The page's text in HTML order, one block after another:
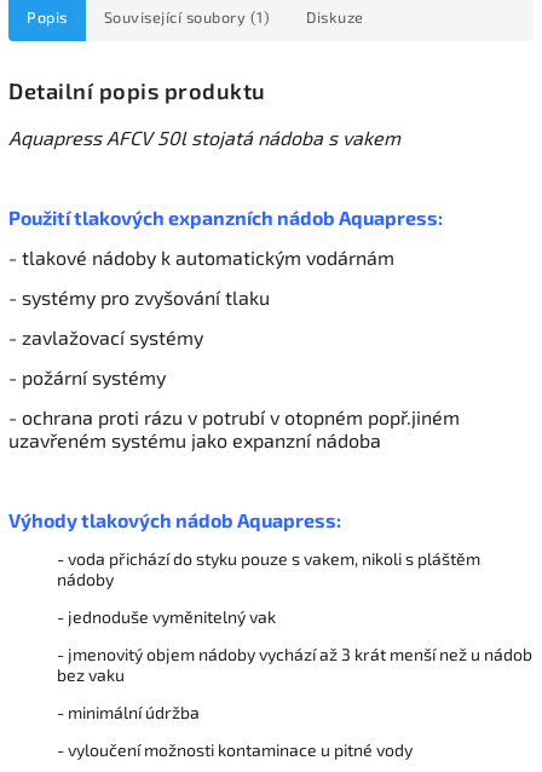
Popis Související soubory (1) Diskuze
Detailní popis produktu
Aquapress AFCV 50l stojatá nádoba s vakem
Použití tlakových expanzních nádob Aquapress:
- tlakové nádoby k automatickým vodárnám
- systémy pro zvyšování tlaku
- zavlažovací systémy
- požární systémy
- ochrana proti rázu v potrubí v otopném popř.jiném
uzavřeném systému jako expanzní nádoba
Výhodytlakových nádob Aquapress:
- voda přichází do styku pouze s vakem, nikoli s pláštěm
nádoby
- jednoduše vyměnitelný vak
- jmenovitý objem nádoby vychází až 3 krát menší než u nádob
bez vaku
- minimální údržba
- vyloučení možnosti kontaminace u pitné vody